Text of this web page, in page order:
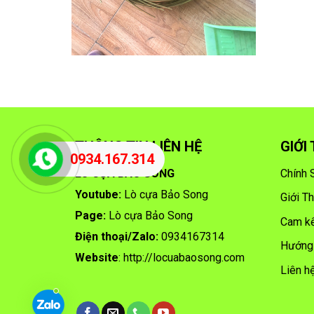
THÔNG TIN LIÊN HỆ
LÒ CỰA BẢO SONG
Youtube: Lò cựa Bảo Song
Page: Lò cựa Bảo Song
Điện thoại/Zalo: 0934167314
Website: http://locuabaosong.com
GIỚI
Chính
Giới
Cam
Liên
0934.167.314